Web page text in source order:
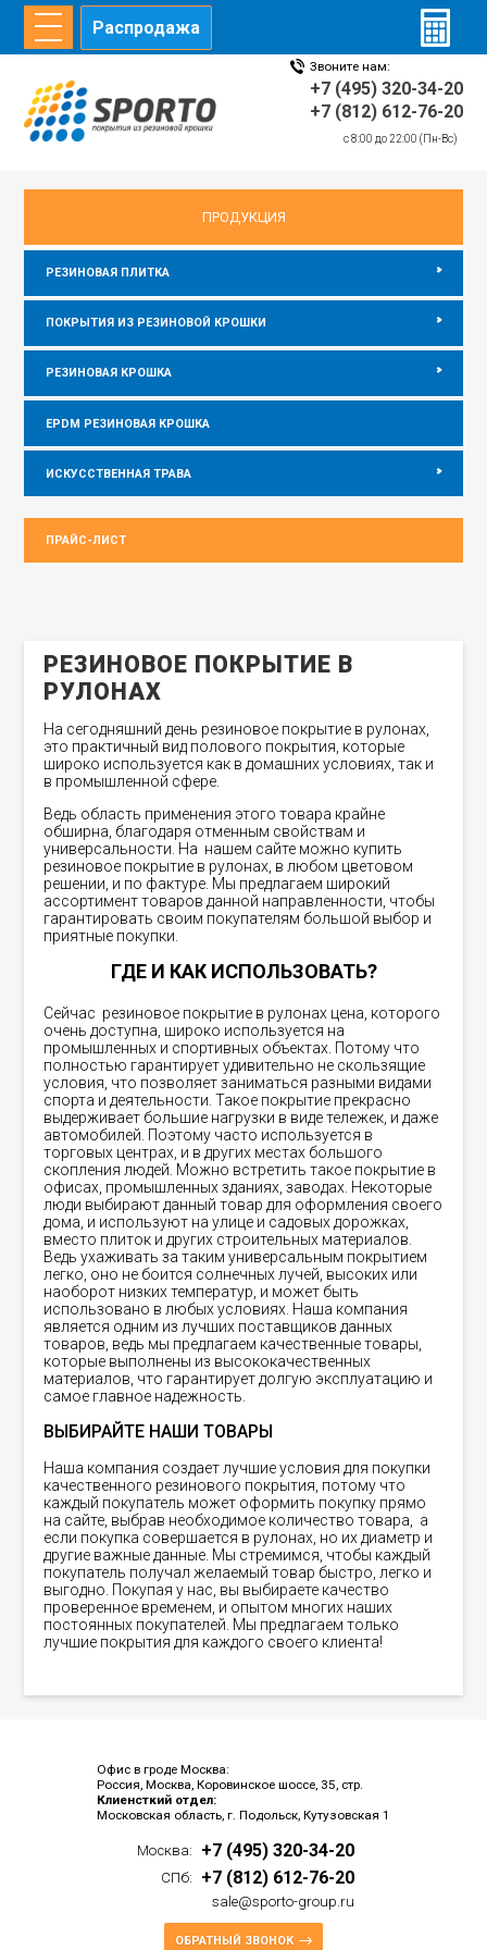
Распродажа
Звоните нам:
+7 (495) 320-34-20
+7 (812) 612-76-20
c 8:00 до 22:00 (Пн-Вс)
главная
ПРОДУКЦИЯ
РЕЗИНОВАЯ ПЛИТКА
ПОКРЫТИЯ ИЗ РЕЗИНОВОЙ КРОШКИ
РЕЗИНОВАЯ КРОШКА
EPDM РЕЗИНОВАЯ КРОШКА
ИСКУССТВЕННАЯ ТРАВА
ПРАЙС-ЛИСТ
РЕЗИНОВОЕ ПОКРЫТИЕ В
РУЛОНАХ
На сегодняшний день резиновое покрытие в рулонах,
это практичный вид полового покрытия, которые
широко используется как в домашних условиях, так и
в промышленной сфере.
Ведь область применения этого товара крайне
обширна, благодаря отменным свойствам и
универсальности. На нашем сайте можно купить
резиновое покрытие в рулонах, в любом цветовом
решении, и по фактуре. Мы предлагаем широкий
ассортимент товаров данной направленности, чтобы
гарантировать своим покупателям большой выбор и
приятные покупки.
ГДЕ И КАК ИСПОЛЬЗОВАТЬ?
Сейчас резиновое покрытие в рулонах цена, которого
очень доступна, широко используется на
промышленных и спортивных объектах. Потому что
полностью гарантирует удивительно не скользящие
условия, что позволяет заниматься разными видами
спорта и деятельности. Такое покрытие прекрасно
выдерживает большие нагрузки в виде тележек, и даже
автомобилей. Поэтому часто используется в
торговых центрах, и в других местах большого
скопления людей. Можно встретить такое покрытие в
офисах, промышленных зданиях, заводах. Некоторые
люди выбирают данный товар для оформления своего
дома, и используют на улице и садовых дорожках,
вместо плиток и других строительных материалов.
Ведь ухаживать за таким универсальным покрытием
легко, оно не боится солнечных лучей, высоких или
наоборот низких температур, и может быть
использовано в любых условиях. Наша компания
является одним из лучших поставщиков данных
товаров, ведь мы предлагаем качественные товары,
которые выполнены из высококачественных
материалов, что гарантирует долгую эксплуатацию и
самое главное надежность.
ВЫБИРАЙТЕ НАШИ ТОВАРЫ
Наша компания создает лучшие условия для покупки
качественного резинового покрытия, потому что
каждый покупатель может оформить покупку прямо
на сайте, выбрав необходимое количество товара, а
если покупка совершается в рулонах, но их диаметр и
другие важные данные. Мы стремимся, чтобы каждый
покупатель получал желаемый товар быстро, легко и
выгодно. Покупая у нас, вы выбираете качество
проверенное временем, и опытом многих наших
постоянных покупателей. Мы предлагаем только
лучшие покрытия для каждого своего клиента!
Офис в гроде Москва:
Россия, Москва, Коровинское шоссе, 35, стр.
Клиенсткий отдел:
Московская область, г. Подольск, Кутузовская 1
Москва: +7 (495) 320-34-20
СПб: +7 (812) 612-76-20
sale@sporto-group.ru
ОБРАТНЫЙ ЗВОНОК